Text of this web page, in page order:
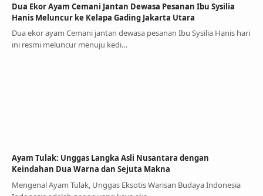
Dua Ekor Ayam Cemani Jantan Dewasa Pesanan Ibu Sysilia
Hanis Meluncur ke Kelapa Gading Jakarta Utara
Dua ekor ayam Cemani jantan dewasa pesanan Ibu Sysilia Hanis hari
ini resmi meluncur menuju kedi…
Ayam Tulak: Unggas Langka Asli Nusantara dengan
Keindahan Dua Warna dan Sejuta Makna
Mengenal Ayam Tulak, Unggas Eksotis Warisan Budaya Indonesia